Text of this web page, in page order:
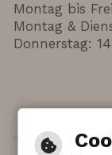
Montag bis
Montag &
Donnerstag: